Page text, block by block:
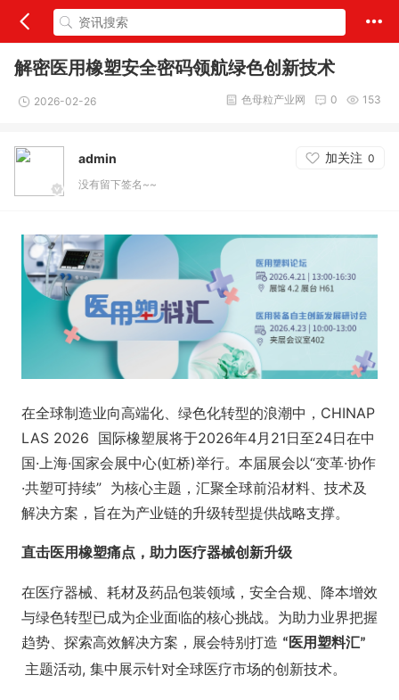
解密医用橡塑安全密码领航绿色创新技术
2026-02-26 153
0
色母粒产业网
admin 加关注 0
没有留下签名~~
在全球制造业向高端化、绿色化转型的浪潮中，CHINAP
LAS 2026 国际橡塑展将于2026年4月21日至24日在中
国·上海·国家会展中心(虹桥)举行。本届展会以“变革·协作
·共塑可持续” 为核心主题，汇聚全球前沿材料、技术及
解决方案，旨在为产业链的升级转型提供战略支撑。
直击医用橡塑痛点，助力医疗器械创新升级
在医疗器械、耗材及药品包装领域，安全合规、降本增效
与绿色转型已成为企业面临的核心挑战。为助力业界把握
趋势、探索高效解决方案，展会特别打造 “ 医用塑料汇”
主题活动, 集中展示针对全球医疗市场的创新技术。